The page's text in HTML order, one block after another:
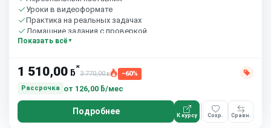
Уроки в видеоформате
Практика на реальных задачах
Домашние задания с проверкой
Бесплатный пробный урок
Показать всё
1 510,00 ƃ*
3 770,00ƃ
−60%
Рассрочка
от 126,00 ƃ/мес
Подробнее К курсу Сохр. Сравн.